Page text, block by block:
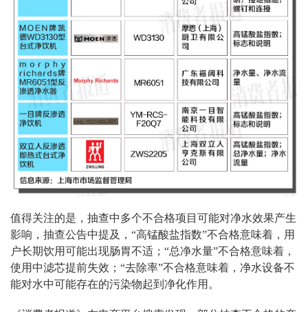
值得关注的是，抽查中多个不合格项目可能对净水效果产生
影响，抽查公告中提及， “高锰酸盐指数”不合格意味着，用
户长期饮用可能出现肠胃不适； “总净水量”不合格意味着，
使用中滤芯提前失效； “去除率”不合格意味着，净水设备不
能对水中可能存在的污染物起到净化作用。